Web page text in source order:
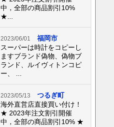
中，全部の商品割引10%
★...
2023/06/01
福岡市
スーパーは時計をコピーし
ますブランド偽物、偽物ブ
ランド、ルイヴィトンコピ
ー、 ...
2023/05/13
つるぎ町
海外直営店直接買い付け！
★ 2023年注文割引開催
中，全部の商品割引10% ★